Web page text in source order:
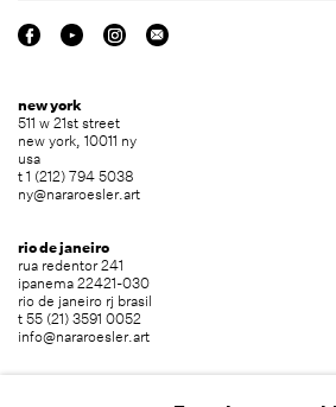
new york
511 w 21st street
new york, 10011 ny
usa
t 1 (212) 794 5038
ny@nararoesler.art
rio de janeiro
rua redentor 241
ipanema 22421-030
rio de janeiro rj brasil
t 55 (21) 3591 0052
info@nararoesler.art